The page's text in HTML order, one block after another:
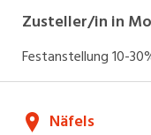
Zusteller/in in
Festanstellung10-
Näfels